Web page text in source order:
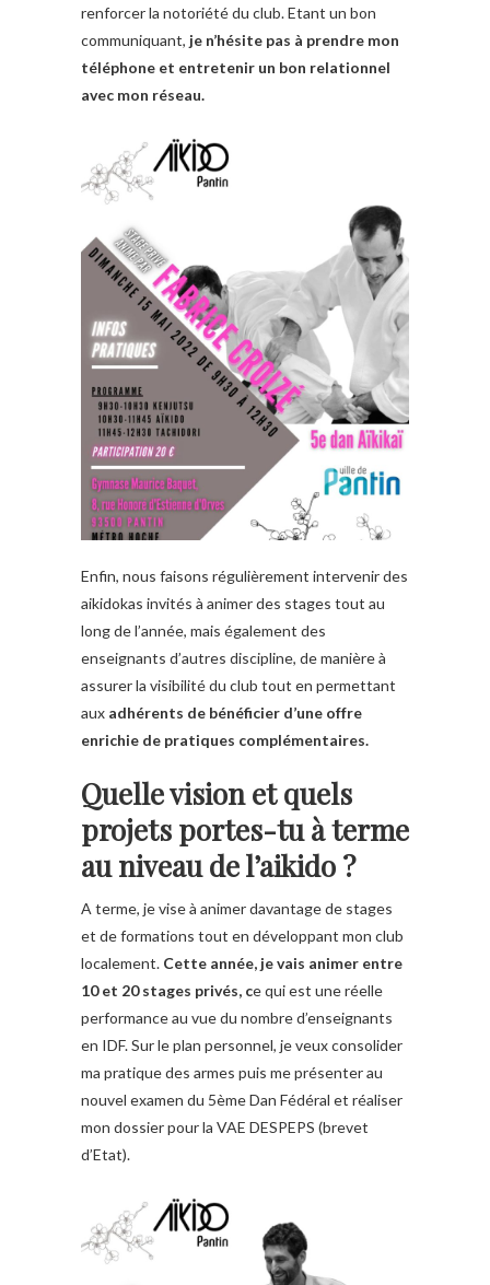
renforcer la notoriété du club. Etant un bon
communiquant, je n’hésite pas à prendre mon
téléphone et entretenir un bon relationnel
avec mon réseau.
Enfin, nous faisons régulièrement intervenir des
aikidokas invités à animer des stages tout au
long de l’année, mais également des
enseignants d’autres discipline, de manière à
assurer la visibilité du club tout en permettant
aux adhérents de bénéficier d’une offre
enrichie de pratiques complémentaires.
Quelle vision et quels
projets portes-tu à terme
au niveau de l’aikido ?
A terme, je vise à animer davantage de stages
et de formations tout en développant mon club
localement. Cette année, je vais animer entre
10 et 20 stages privés, ce qui est une réelle
performance au vue du nombre d’enseignants
en IDF. Sur le plan personnel, je veux consolider
ma pratique des armes puis me présenter au
nouvel examen du 5ème Dan Fédéral et réaliser
mon dossier pour la VAE DESPEPS (brevet
d’Etat).